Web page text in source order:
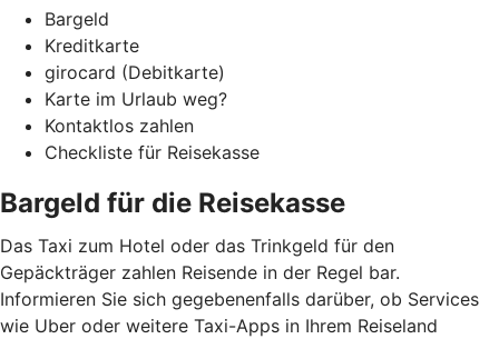
Bargeld
Kreditkarte
girocard (Debitkarte)
Karte im Urlaub weg?
Kontaktlos zahlen
Checkliste für Reisekasse
Bargeld für die Reisekasse
Das Taxi zum Hotel oder das Trinkgeld für den
Gepäckträger zahlen Reisende in der Regel bar.
Informieren Sie sich gegebenenfalls darüber, ob Services
wie Uber oder weitere Taxi-Apps in Ihrem Reiseland